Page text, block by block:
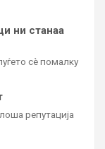
ни станаа
сè помалку
репутација